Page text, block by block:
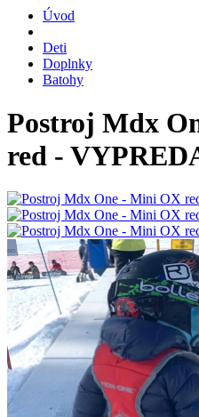
Úvod
Deti
Doplnky
Batohy
Postroj Mdx
red -